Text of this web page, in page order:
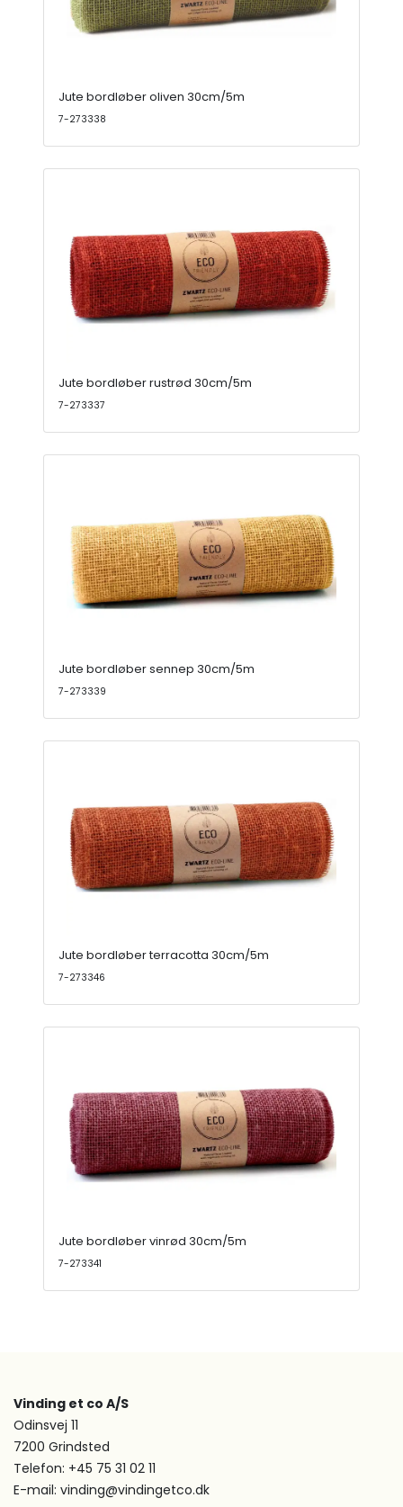
Jute bordløber oliven 30cm/5m
7-273338
Jute bordløber rustrød 30cm/5m
7-273337
Jute bordløber sennep 30cm/5m
7-273339
Jute bordløber terracotta 30cm/5m
7-273346
Jute bordløber vinrød 30cm/5m
7-273341
Vinding et co A/S
Odinsvej 11
7200 Grindsted
Telefon: +45 75 31 02 11
E-mail: vinding@vindingetco.dk